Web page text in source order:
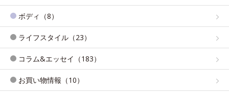
ボディ（8）
ライフスタイル（23）
コラム&エッセイ（183）
お買い物情報（10）